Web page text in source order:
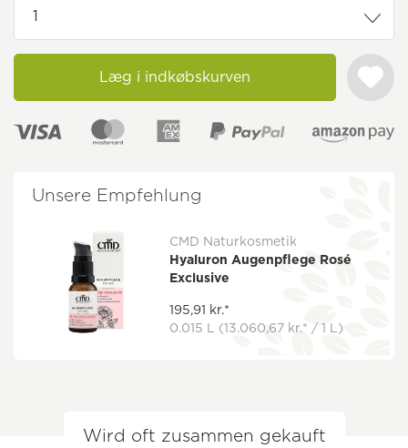
Læg i indkøbskurven
Unsere Empfehlung
CMD Naturkosmetik
Hyaluron Augenpflege Rosé
Exclusive
195,91 kr.*
0.015 L (13.060,67 kr.* / 1 L)
Wird oft zusammen gekauft